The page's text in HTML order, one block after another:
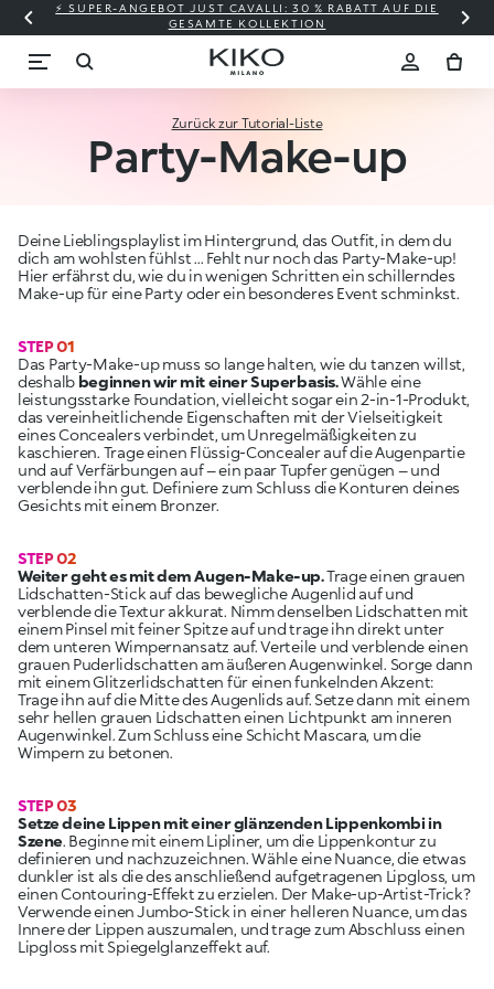
⚡ SUPER-ANGEBOT JUST CAVALLI: 30 % RABATT AUF DIE
GESAMTE KOLLEKTION
Zurück zur Tutorial-Liste
Party-Make-up
Deine Lieblingsplaylist im Hintergrund, das Outfit, in dem du
dich am wohlsten fühlst ... Fehlt nur noch das Party-Make-up!
Hier erfährst du, wie du in wenigen Schritten ein schillerndes
Make-up für eine Party oder ein besonderes Event schminkst.
STEP 01
Das Party-Make-up muss so lange halten, wie du tanzen willst,
deshalb beginnen wir mit einer Superbasis.Wähle eine
leistungsstarke Foundation, vielleicht sogar ein 2-in-1-Produkt,
das vereinheitlichende Eigenschaften mit der Vielseitigkeit
eines Concealers verbindet, um Unregelmäßigkeiten zu
kaschieren. Trage einen Flüssig-Concealer auf die Augenpartie
und auf Verfärbungen auf – ein paar Tupfer genügen – und
verblende ihn gut. Definiere zum Schluss die Konturen deines
Gesichts mit einem Bronzer.
STEP 02
Weiter geht es mit dem Augen-Make-up.Trage einen grauen
Lidschatten-Stick auf das bewegliche Augenlid auf und
verblende die Textur akkurat. Nimm denselben Lidschatten mit
einem Pinsel mit feiner Spitze auf und trage ihn direkt unter
dem unteren Wimpernansatz auf. Verteile und verblende einen
grauen Puderlidschatten am äußeren Augenwinkel. Sorge dann
mit einem Glitzerlidschatten für einen funkelnden Akzent:
Trage ihn auf die Mitte des Augenlids auf. Setze dann mit einem
sehr hellen grauen Lidschatten einen Lichtpunkt am inneren
Augenwinkel. Zum Schluss eine Schicht Mascara, um die
Wimpern zu betonen.
STEP 03
Setze deine Lippen mit einer glänzenden Lippenkombi in
Szene. Beginne mit einem Lipliner, um die Lippenkontur zu
definieren und nachzuzeichnen. Wähle eine Nuance, die etwas
dunkler ist als die des anschließend aufgetragenen Lipgloss, um
einen Contouring-Effekt zu erzielen. Der Make-up-Artist-Trick?
Verwende einen Jumbo-Stick in einer helleren Nuance, um das
Innere der Lippen auszumalen, und trage zum Abschluss einen
Lipgloss mit Spiegelglanzeffekt auf.